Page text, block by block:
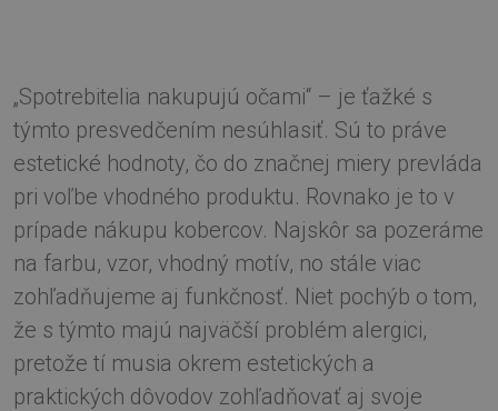
„Spotrebitelia nakupujú očami“ – je ťažké s
týmto presvedčením nesúhlasiť. Sú to práve
estetické hodnoty, čo do značnej miery prevláda
pri voľbe vhodného produktu. Rovnako je to v
prípade nákupu kobercov. Najskôr sa pozeráme
na farbu, vzor, vhodný motív, no stále viac
zohľadňujeme aj funkčnosť. Niet pochýb o tom,
že s týmto majú najväčší problém alergici,
pretože tí musia okrem estetických a
praktických dôvodov zohľadňovať aj svoje